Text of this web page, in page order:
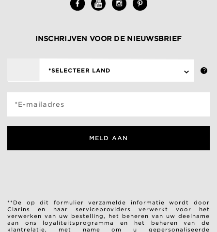
INSCHRIJVEN VOOR DE NIEUWSBRIEF
*SELECTEER LAND
*E-mailadres
MELD AAN
**De op dit formulier verzamelde informatie wordt door
Clarins en haar serviceproviders verwerkt voor het
verwerken van uw bestelling, het beheren van uw deelname
aan ons loyaliteitsprogramma en het beheren van de
klantrelatie, met name om u gepersonaliseerde